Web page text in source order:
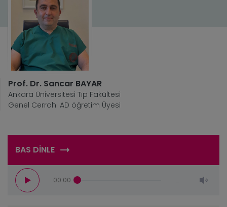
Prof. Dr. Sancar BAYAR
Ankara Üniversitesi Tıp Fakültesi
Genel Cerrahi AD öğretim Üyesi
BAS DİNLE
00:00 …